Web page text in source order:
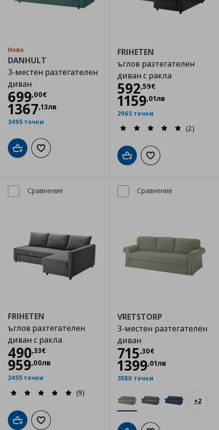
Ново
DANHULT
3-местен разтегателен
диван
699,00€
Цена
1367,13лв
3495 точки
Добави в кошницата
Добави към списъка с любими
FRIHETEN
ъглов разтегателен
диван с ракла
592,59€
Цена
1159,01лв
2965 точки
(2)
Добави в кошницата
Добави към
Сравнение
FRIHETEN
ъглов разтегателен
диван с ракла
490,33€
Цена
959,00лв
2455 точки
(9)
Добави в кошницата
Добави към списъка с любими
+2
Сравнение
VRETSTORP
3-местен разтегателен
диван
715,30€
Цена
1399,01лв
3580 точки